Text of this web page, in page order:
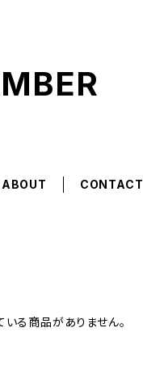
ABOUT CONTACT
いる商品がありません。